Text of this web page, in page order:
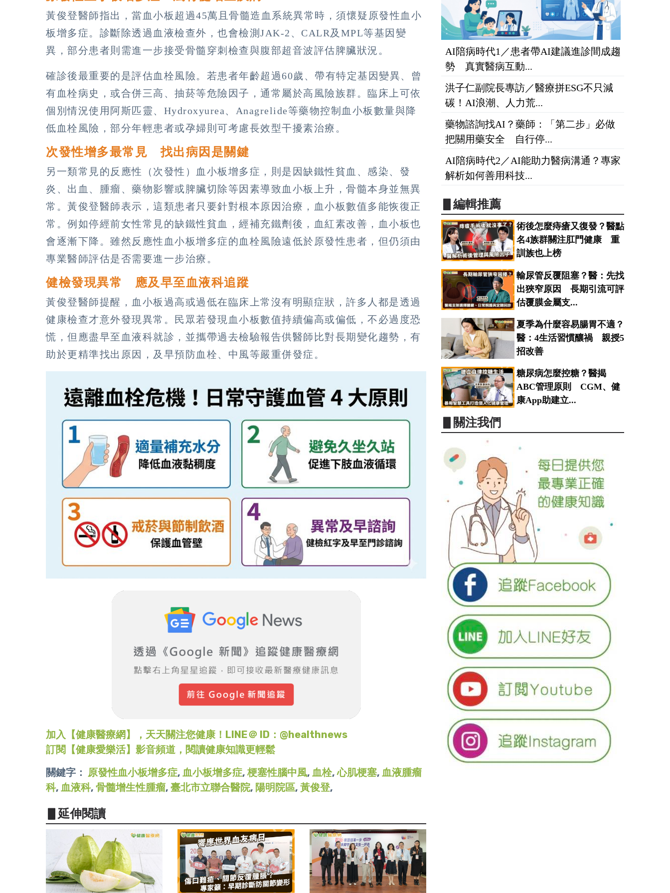
黃俊登醫師指出，當血小板超過45萬且骨髓造血系統異常時，須懷疑原發性血小
板增多症。診斷除透過血液檢查外，也會檢測JAK-2、CALR及MPL等基因變
異，部分患者則需進一步接受骨髓穿刺檢查與腹部超音波評估脾臟狀況。
確診後最重要的是評估血栓風險。若患者年齡超過60歲、帶有特定基因變異、曾
有血栓病史，或合併三高、抽菸等危險因子，通常屬於高風險族群。臨床上可依
個別情況使用阿斯匹靈、Hydroxyurea、Anagrelide等藥物控制血小板數量與降
低血栓風險，部分年輕患者或孕婦則可考慮長效型干擾素治療。
次發性增多最常見 找出病因是關鍵
另一類常見的反應性（次發性）血小板增多症，則是因缺鐵性貧血、感染、發
炎、出血、腫瘤、藥物影響或脾臟切除等因素導致血小板上升，骨髓本身並無異
常。黃俊登醫師表示，這類患者只要針對根本原因治療，血小板數值多能恢復正
常。例如停經前女性常見的缺鐵性貧血，經補充鐵劑後，血紅素改善，血小板也
會逐漸下降。雖然反應性血小板增多症的血栓風險遠低於原發性患者，但仍須由
專業醫師評估是否需要進一步治療。
健檢發現異常 應及早至血液科追蹤
黃俊登醫師提醒，血小板過高或過低在臨床上常沒有明顯症狀，許多人都是透過
健康檢查才意外發現異常。民眾若發現血小板數值持續偏高或偏低，不必過度恐
慌，但應盡早至血液科就診，並攜帶過去檢驗報告供醫師比對長期變化趨勢，有
助於更精準找出原因，及早預防血栓、中風等嚴重併發症。
加入【健康醫療網】，天天關注您健康！LINE＠ ID：@healthnews
訂閱【健康愛樂活】影音頻道，閱讀健康知識更輕鬆
關鍵字： 原發性血小板增多症, 血小板增多症, 梗塞性腦中風, 血栓,心肌梗塞, 血液腫瘤
科, 血液科, 骨髓增生性腫瘤, 臺北市立聯合醫院, 陽明院區, 黃俊登,
▋延伸閱讀
AI陪病時代1／患者帶AI建議進診間成趨
勢 真實醫病互動...
洪子仁副院長專訪／醫療拼ESG不只減
碳！AI浪潮、人力荒...
藥物諮詢找AI？藥師：「第二步」必做
把關用藥安全 自行停...
AI陪病時代2／AI能助力醫病溝通？專家
解析如何善用科技...
▋編輯推薦
術後怎麼痔瘡又復發？醫點
名4族群關注肛門健康 重
訓族也上榜
輸尿管反覆阻塞？醫：先找
出狹窄原因 長期引流可評
估覆膜金屬支...
夏季為什麼容易腸胃不適？
醫：4生活習慣釀禍 親授5
招改善
糖尿病怎麼控糖？醫揭
ABC管理原則 CGM、健
康App助建立...
▋關注我們